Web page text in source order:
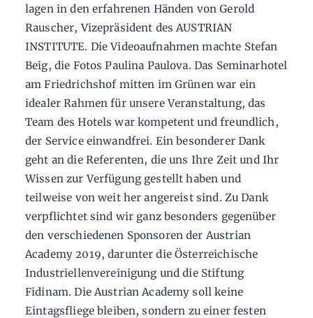
lagen in den erfahrenen Händen von Gerold
Rauscher, Vizepräsident des AUSTRIAN
INSTITUTE. Die Videoaufnahmen machte Stefan
Beig, die Fotos Paulina Paulova. Das Seminarhotel
am Friedrichshof mitten im Grünen war ein
idealer Rahmen für unsere Veranstaltung, das
Team des Hotels war kompetent und freundlich,
der Service einwandfrei. Ein besonderer Dank
geht an die Referenten, die uns Ihre Zeit und Ihr
Wissen zur Verfügung gestellt haben und
teilweise von weit her angereist sind. Zu Dank
verpflichtet sind wir ganz besonders gegenüber
den verschiedenen Sponsoren der Austrian
Academy 2019, darunter die Österreichische
Industriellenvereinigung und die Stiftung
Fidinam. Die Austrian Academy soll keine
Eintagsfliege bleiben, sondern zu einer festen